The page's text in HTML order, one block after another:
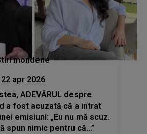
mondene
22 apr 2026
ADEVĂRUL despre
a fost acuzată că a intrat
emisiuni: „Eu nu mă scuz.
spun nimic pentru că...”